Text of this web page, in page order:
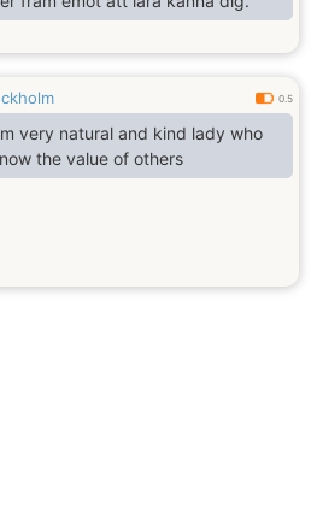
0.5
very natural and kind lady who
the value of others